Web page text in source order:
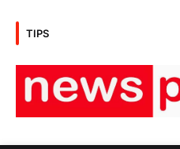
TIPS